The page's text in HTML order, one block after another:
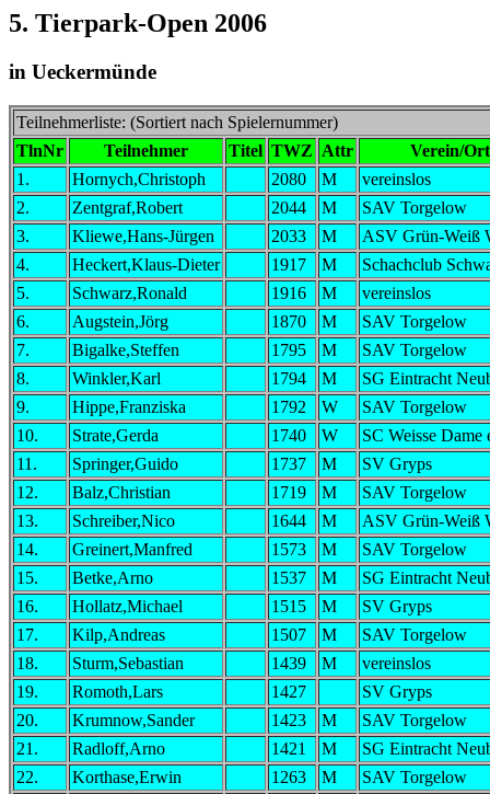
5. Tierpark-Open 2006
in Ueckermünde
Teilnehmerliste: (Sortiert nach Spielernummer)
TlnNr
Teilnehmer Titel TWZ Attr
Verein/Ort
1.
Hornych,Christoph 2080 M
vereinslos
2.
Zentgraf,Robert 2044 M
SAV Torgelow
3.
Kliewe,Hans-Jürgen 2033 M
ASV Grün-Weiß
4.
Heckert,Klaus-Dieter 1917 M
Schachclub
5.
Schwarz,Ronald 1916 M
vereinslos
6.
Augstein,Jörg 1870 M
SAV Torgelow
7.
Bigalke,Steffen 1795 M
SAV Torgelow
8.
Winkler,Karl 1794 M
SG Eintracht
9.
Hippe,Franziska 1792 W
SAV Torgelow
10.
Strate,Gerda 1740 W
SC Weisse Dame
11.
Springer,Guido 1737 M
SV Gryps
12.
Balz,Christian 1719 M
SAV Torgelow
13.
Schreiber,Nico 1644 M
ASV Grün-Weiß
14.
Greinert,Manfred 1573 M
SAV Torgelow
15.
Betke,Arno 1537 M
SG Eintracht
16.
Hollatz,Michael 1515 M
SV Gryps
17.
Kilp,Andreas 1507 M
SAV Torgelow
18.
Sturm,Sebastian 1439 M
vereinslos
19.
Romoth,Lars 1427
SV Gryps
20.
Krumnow,Sander 1423 M
SAV Torgelow
21.
Radloff,Arno 1421 M
SG Eintracht
22.
Korthase,Erwin 1263 M
SAV Torgelow